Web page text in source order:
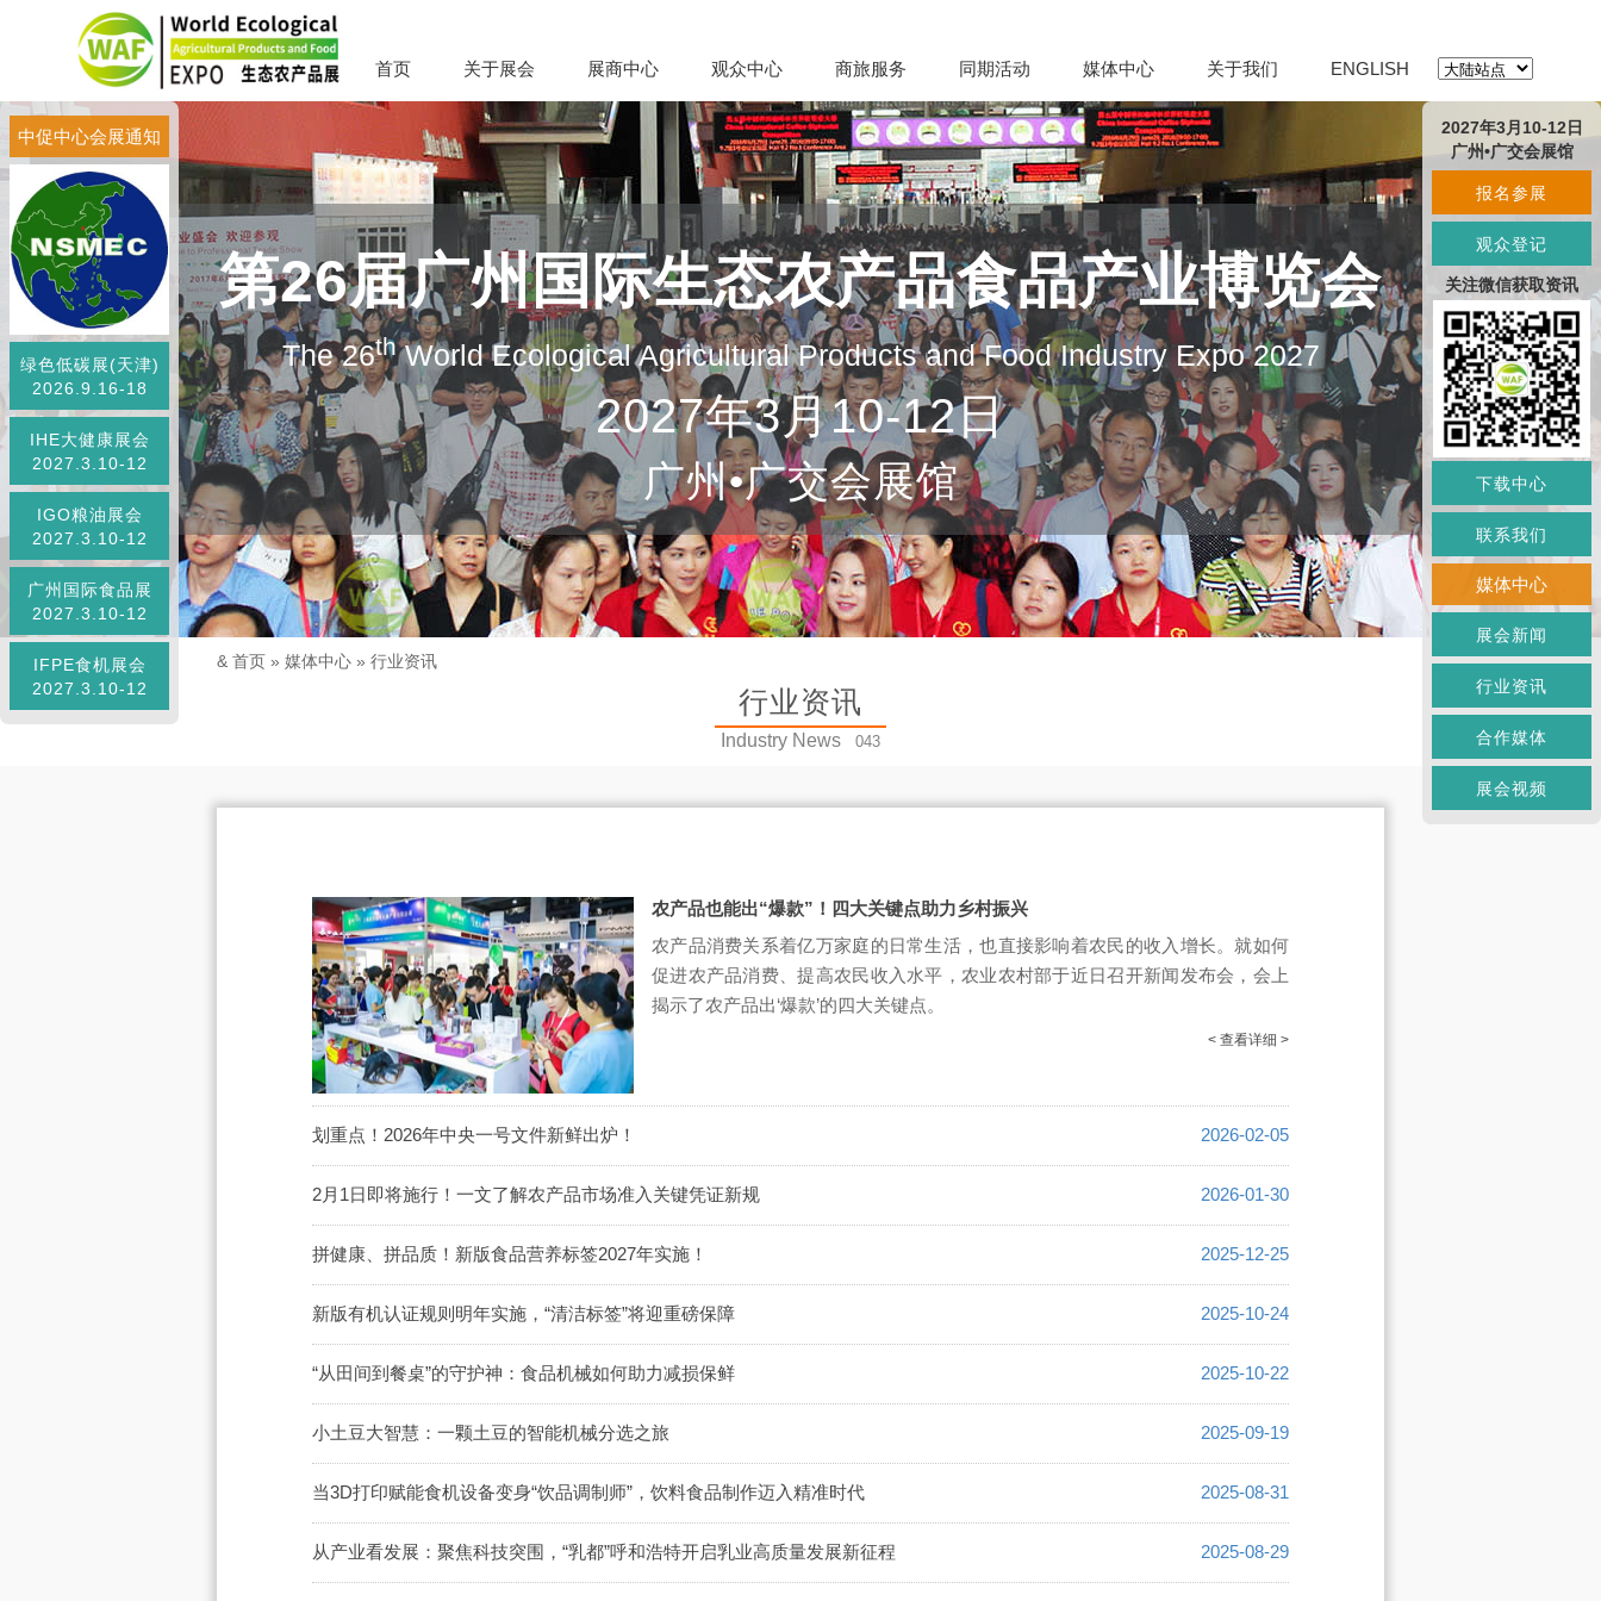
首页 关于展会 展商中心 观众中心 商旅服务 同期活动 媒体中心 关于我们 ENGLISH
第26届广州国际生态农产品食品产业博览会
The 26thWorld Ecological Agricultural Products and Food Industry Expo 2027
2027年3月10-12日
广州•广交会展馆
中促中心会展通知
绿色低碳展(天津)
2026.9.16-18
IHE大健康展会
2027.3.10-12
IGO粮油展会
2027.3.10-12
广州国际食品展
2027.3.10-12
IFPE食机展会
2027.3.10-12
& 首页 » 媒体中心 » 行业资讯
行业资讯
Industry News 043
农产品也能出“爆款”！四大关键点助力乡村振兴
农产品消费关系着亿万家庭的日常生活，也直接影响着农民的收入增长。就如何
促进农产品消费、提高农民收入水平，农业农村部于近日召开新闻发布会，会上
揭示了农产品出‘爆款’的四大关键点。
< 查看详细 >
划重点！2026年中央一号文件新鲜出炉！ 2026-02-05
2月1日即将施行！一文了解农产品市场准入关键凭证新规 2026-01-30
拼健康、拼品质！新版食品营养标签2027年实施！ 2025-12-25
新版有机认证规则明年实施，“清洁标签”将迎重磅保障 2025-10-24
“从田间到餐桌”的守护神：食品机械如何助力减损保鲜 2025-10-22
小土豆大智慧：一颗土豆的智能机械分选之旅 2025-09-19
当3D打印赋能食机设备变身“饮品调制师”，饮料食品制作迈入精准时代 2025-08-31
从产业看发展：聚焦科技突围，“乳都”呼和浩特开启乳业高质量发展新征程 2025-08-29
2027年3月10-12日
广州•广交会展馆
报名参展
观众登记
关注微信获取资讯
下载中心
联系我们
媒体中心
展会新闻
行业资讯
合作媒体
展会视频